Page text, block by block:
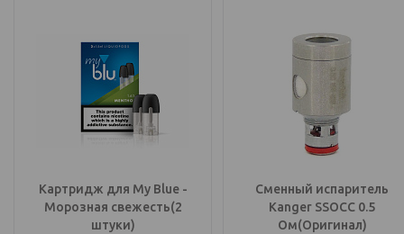
Картридж для My Blue -
Морозная свежесть(2
штуки)
Сменный испаритель
Kanger SSOCC 0.5
Ом(Оригинал)